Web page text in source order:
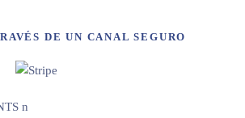
DE UN CANAL SEGURO